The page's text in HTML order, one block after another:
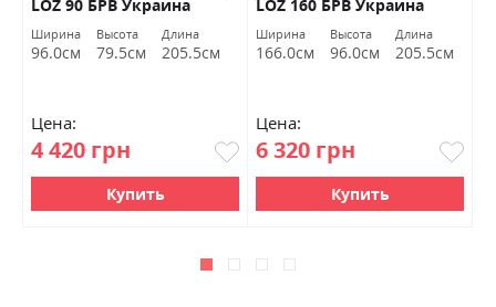
LOZ 90 БРВ Украина
Ширина
96.0см
Высота
79.5см
Длина
205.5см
Цена:
4 420 грн
Купить
LOZ 160 БРВ Украина
Ширина
166.0см
Высота
96.0см
Длина
205.5см
Цена:
6 320 грн
Купить